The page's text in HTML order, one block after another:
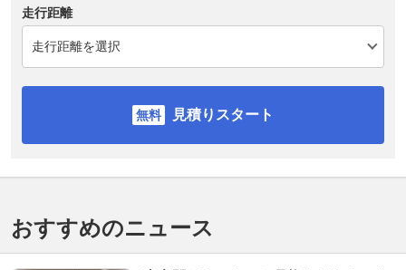
走行距離
見積りスタート
おすすめのニュース